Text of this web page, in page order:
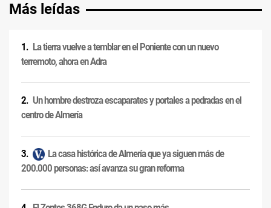
Más leídas
La tierra vuelve a temblar en el Poniente con un nuevo
terremoto, ahora en Adra
Un hombre destroza escaparates y portales a pedradas en el
centro de Almería
La casa histórica de Almería que ya siguen más de
200.000 personas: así avanza su gran reforma